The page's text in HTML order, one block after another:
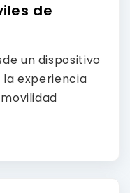
de
un dispositivo
experiencia